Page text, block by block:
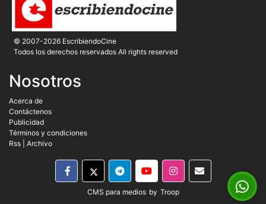
© 2007-2026 EscribiendoCine
Todos los derechos reservados All rights reserved
Nosotros
Acerca de
Contáctenos
Publicidad
Términos y condiciones
Rss
Archivo
CMS para medios by Troop